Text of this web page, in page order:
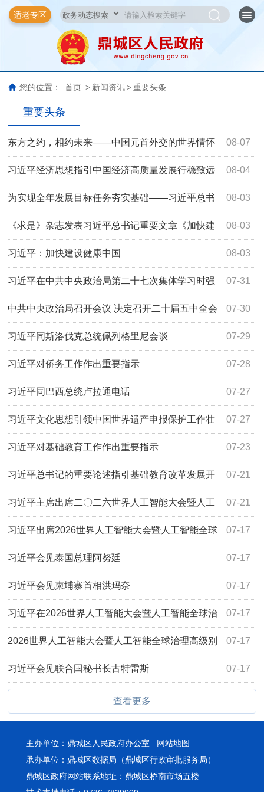
适老专区
您的位置： 首页 > 新闻资讯 > 重要头条
重要头条
08-07
东方之约，相约未来——中国元首外交的世界情怀
与大国气派 08-04
习近平经济思想指引中国经济高质量发展行稳致远
08-03
为实现全年发展目标任务夯实基础——习近平总书
记引领“十五五”开局之年中国经济破浪前行 08-03
《求是》杂志发表习近平总书记重要文章《加快建
设健康中国》 08-03
习近平：加快建设健康中国
07-31
习近平在中共中央政治局第二十七次集体学习时强
调强化政治引领 深化创新发展 高质量推进国防和军
队现代化
07-30
中共中央政治局召开会议 决定召开二十届五中全会
分析研究当前经济形势和经济工作 中共中央总书记
习近平主持会议
07-29
习近平同斯洛伐克总统佩列格里尼会谈
07-28
习近平对侨务工作作出重要指示
07-27
习近平同巴西总统卢拉通电话
07-27
习近平文化思想引领中国世界遗产申报保护工作壮
阔实践 07-23
习近平对基础教育工作作出重要指示
07-21
习近平总书记的重要论述指引基础教育改革发展开
创新局面 07-21
习近平主席出席二〇二六世界人工智能大会暨人工
智能全球治理高级别会议系列活动纪实 07-17
习近平出席2026世界人工智能大会暨人工智能全球
治理高级别会议开幕式并发表主旨讲话 07-17
习近平会见泰国总理阿努廷
07-17
习近平会见柬埔寨首相洪玛奈
07-17
习近平在2026世界人工智能大会暨人工智能全球治
理高级别会议开幕式上的主旨讲话（全文） 07-17
2026世界人工智能大会暨人工智能全球治理高级别
会议主席声明（全文） 07-17
习近平会见联合国秘书长古特雷斯
查看更多
主办单位：鼎城区人民政府办公室 网站地图
承办单位：鼎城区数据局（鼎城区行政审批服务局）
鼎城区政府网站联系地址：鼎城区桥南市场五楼